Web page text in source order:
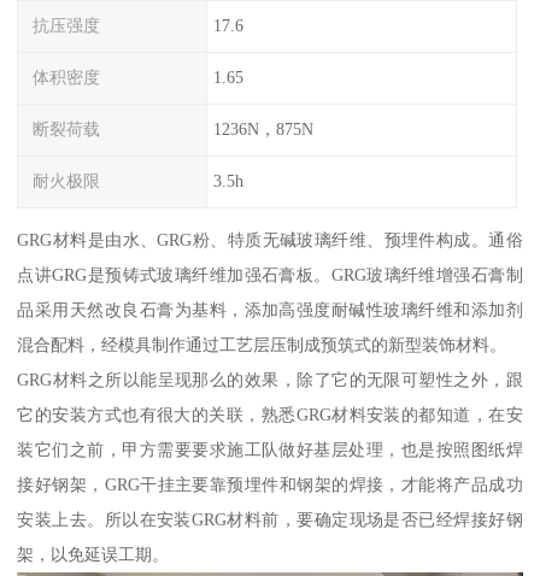
抗压强度 17.6
体积密度 1.65
断裂荷载 1236N，875N
耐火极限 3.5h
GRG材料是由水、GRG粉、特质无碱玻璃纤维、预埋件构成。通俗
点讲GRG是预铸式玻璃纤维加强石膏板。GRG玻璃纤维增强石膏制
品采用天然改良石膏为基料，添加高强度耐碱性玻璃纤维和添加剂
混合配料，经模具制作通过工艺层压制成预筑式的新型装饰材料。
GRG材料之所以能呈现那么的效果，除了它的无限可塑性之外，跟
它的安装方式也有很大的关联，熟悉GRG材料安装的都知道，在安
装它们之前，甲方需要要求施工队做好基层处理，也是按照图纸焊
接好钢架，GRG干挂主要靠预埋件和钢架的焊接，才能将产品成功
安装上去。所以在安装GRG材料前，要确定现场是否已经焊接好钢
架，以免延误工期。